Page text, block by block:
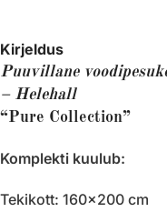
Kirjeldus
Puuvillane
– Helehall
“Pure Collection”
Komplekti kuulub:
Tekikott: 160×200 cm